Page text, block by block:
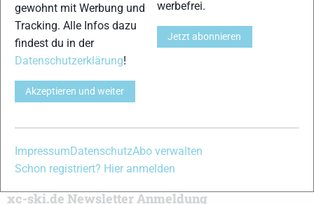
dasKontaktformularerreichen.
Partner
xc-ski.de Newsletter Anmeldung
gewohnt mit Werbung und
Tracking. Alle Infos dazu
findest du in der
Datenschutzerklärung!
Akzeptieren und weiter
werbefrei.
Jetzt abonnieren
ImpressumDatenschutzAbo verwalten
Schon registriert? Hier anmelden